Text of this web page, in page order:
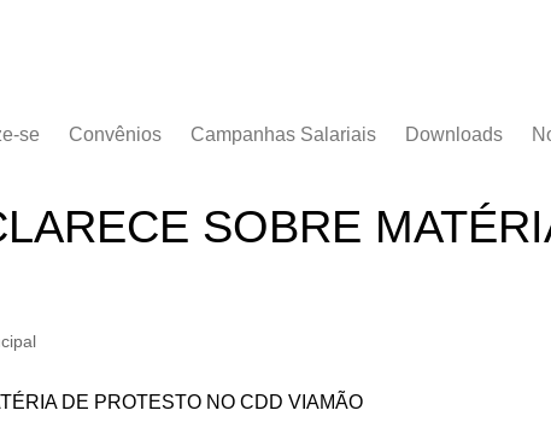
se Convênios Campanhas Salariais
Campanha Salarial
Downloads
Acordos
SOBRE